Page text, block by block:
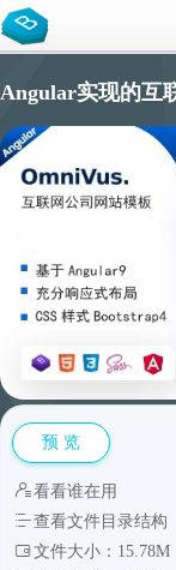
Angular实现的互
预 览
看看谁在用
查看文件目录结构
文件大小：15.78M